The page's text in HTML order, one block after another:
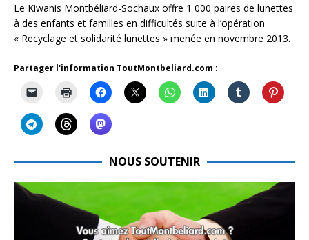
Le Kiwanis Montbéliard-Sochaux offre 1 000 paires de lunettes
à des enfants et familles en difficultés suite à l’opération
« Recyclage et solidarité lunettes » menée en novembre 2013.
Partager l'information ToutMontbeliard.com :
NOUS SOUTENIR